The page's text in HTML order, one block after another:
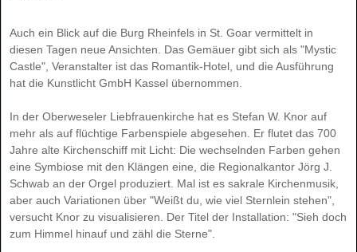
Auch ein Blick auf die Burg Rheinfels in St. Goar vermittelt in
diesen Tagen neue Ansichten. Das Gemäuer gibt sich als "Mystic
Castle", Veranstalter ist das Romantik-Hotel, und die Ausführung
hat die Kunstlicht GmbH Kassel übernommen.
In der Oberweseler Liebfrauenkirche hat es Stefan W. Knor auf
mehr als auf flüchtige Farbenspiele abgesehen. Er flutet das 700
Jahre alte Kirchenschiff mit Licht: Die wechselnden Farben gehen
eine Symbiose mit den Klängen eine, die Regionalkantor Jörg J.
Schwab an der Orgel produziert. Mal ist es sakrale Kirchenmusik,
aber auch Variationen über "Weißt du, wie viel Sternlein stehen",
versucht Knor zu visualisieren. Der Titel der Installation: "Sieh doch
zum Himmel hinauf und zähl die Sterne".